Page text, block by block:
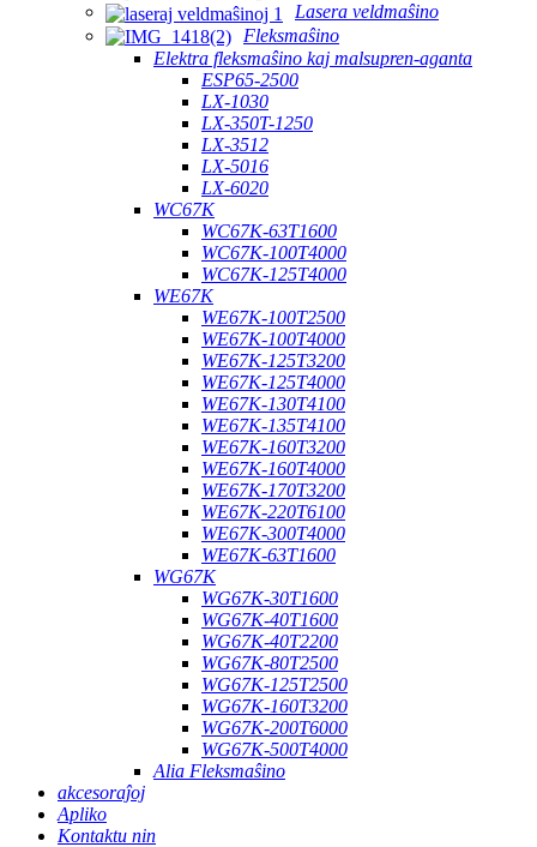
Lasera veldmaŝino
Fleksmaŝino
Elektra fleksmaŝino kaj malsupren-aganta
ESP65-2500
LX-1030
LX-350T-1250
LX-3512
LX-5016
LX-6020
WC67K
WC67K-63T1600
WC67K-100T4000
WC67K-125T4000
WE67K
WE67K-100T2500
WE67K-100T4000
WE67K-125T3200
WE67K-125T4000
WE67K-130T4100
WE67K-135T4100
WE67K-160T3200
WE67K-160T4000
WE67K-170T3200
WE67K-220T6100
WE67K-300T4000
WE67K-63T1600
WG67K
WG67K-30T1600
WG67K-40T1600
WG67K-40T2200
WG67K-80T2500
WG67K-125T2500
WG67K-160T3200
WG67K-200T6000
WG67K-500T4000
Alia Fleksmaŝino
akcesoraĵoj
Apliko
Kontaktu nin